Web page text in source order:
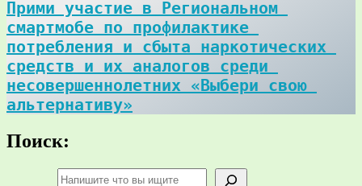
Прими участие в Региональном
смартмобе по профилактике
потребления и сбыта наркотических
средств и их аналогов среди
несовершеннолетних «Выбери свою
альтернативу»
Поиск: